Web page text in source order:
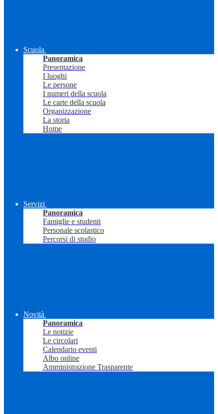
Scuola
Panoramica
Presentazione
I luoghi
Le persone
I numeri della scuola
Le carte della scuola
Organizzazione
La storia
Home
Servizi
Panoramica
Famiglie e studenti
Personale scolastico
Percorsi di studio
Novità
Panoramica
Le notizie
Le circolari
Calendario eventi
Albo online
Amministrazione Trasparente